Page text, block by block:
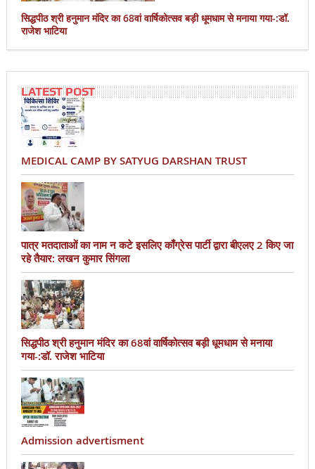
सिद्धपीठ श्री हनुमान मंदिर का 68वां वार्षिकोत्सव बड़ी धूमधाम से मनाया गया-:डॉ.
राजेश भाटिया
LATEST POST
MEDICAL CAMP BY SATYUG DARSHAN TRUST
पात्र मतदाताओं का नाम न कटे इसलिए काँग्रेस पार्टी द्वारा बीएलए 2 किए जा
रहे तैयार: लखन कुमार सिंगला
सिद्धपीठ श्री हनुमान मंदिर का 68वां वार्षिकोत्सव बड़ी धूमधाम से मनाया
गया-:डॉ. राजेश भाटिया
Admission advertisment